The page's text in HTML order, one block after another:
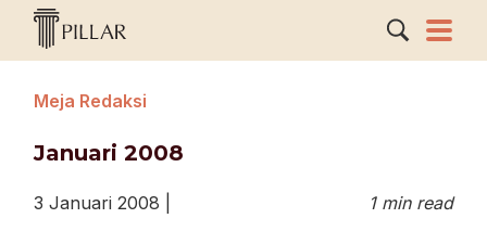
Meja Redaksi
Januari 2008
3 Januari 2008 1 min read